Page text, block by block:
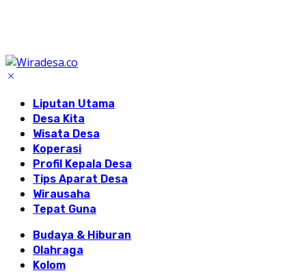
Liputan Utama
Desa Kita
Wisata Desa
Koperasi
Profil Kepala Desa
Tips Aparat Desa
Wirausaha
Tepat Guna
Budaya & Hiburan
Olahraga
Kolom